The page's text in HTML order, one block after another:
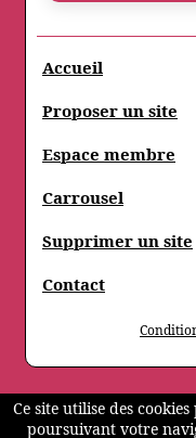
Accueil
Proposer un site
Espace membre
Carrousel
Supprimer un site
Contact
Ce site utilise des
poursuivant votre